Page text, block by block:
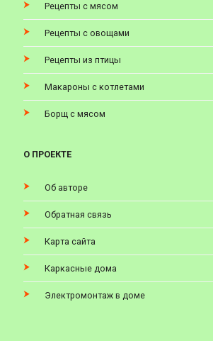
Рецепты с мясом
Рецепты с овощами
Рецепты из птицы
Макароны с котлетами
Борщ с мясом
О ПРОЕКТЕ
Об авторе
Обратная связь
Карта сайта
Каркасные дома
Электромонтаж в доме